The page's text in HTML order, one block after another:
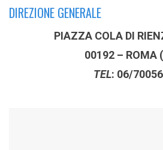
DIREZIONE GENERALE
PIAZZA COLA DI
00192 – ROMA
TEL: 06/